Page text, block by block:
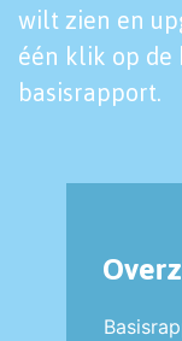
wilt zien en
één klik op de
basisrapport.